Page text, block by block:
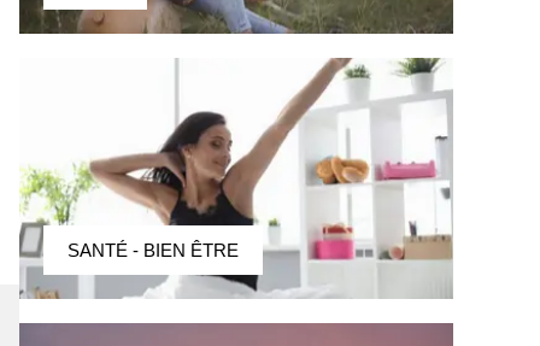
SANTÉ - BIEN ÊTRE